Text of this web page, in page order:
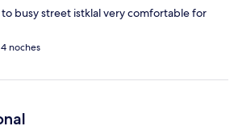
busy street istklal very comfortable for
noches